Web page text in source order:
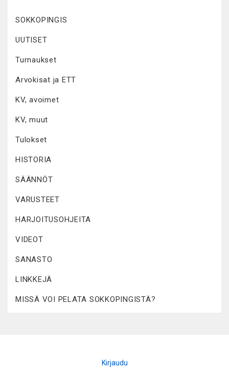
SOKKOPINGIS
UUTISET
Turnaukset
Arvokisat ja ETT
KV, avoimet
KV, muut
Tulokset
HISTORIA
SÄÄNNÖT
VARUSTEET
HARJOITUSOHJEITA
VIDEOT
SANASTO
LINKKEJÄ
MISSÄ VOI PELATA SOKKOPINGISTÄ?
Kirjaudu